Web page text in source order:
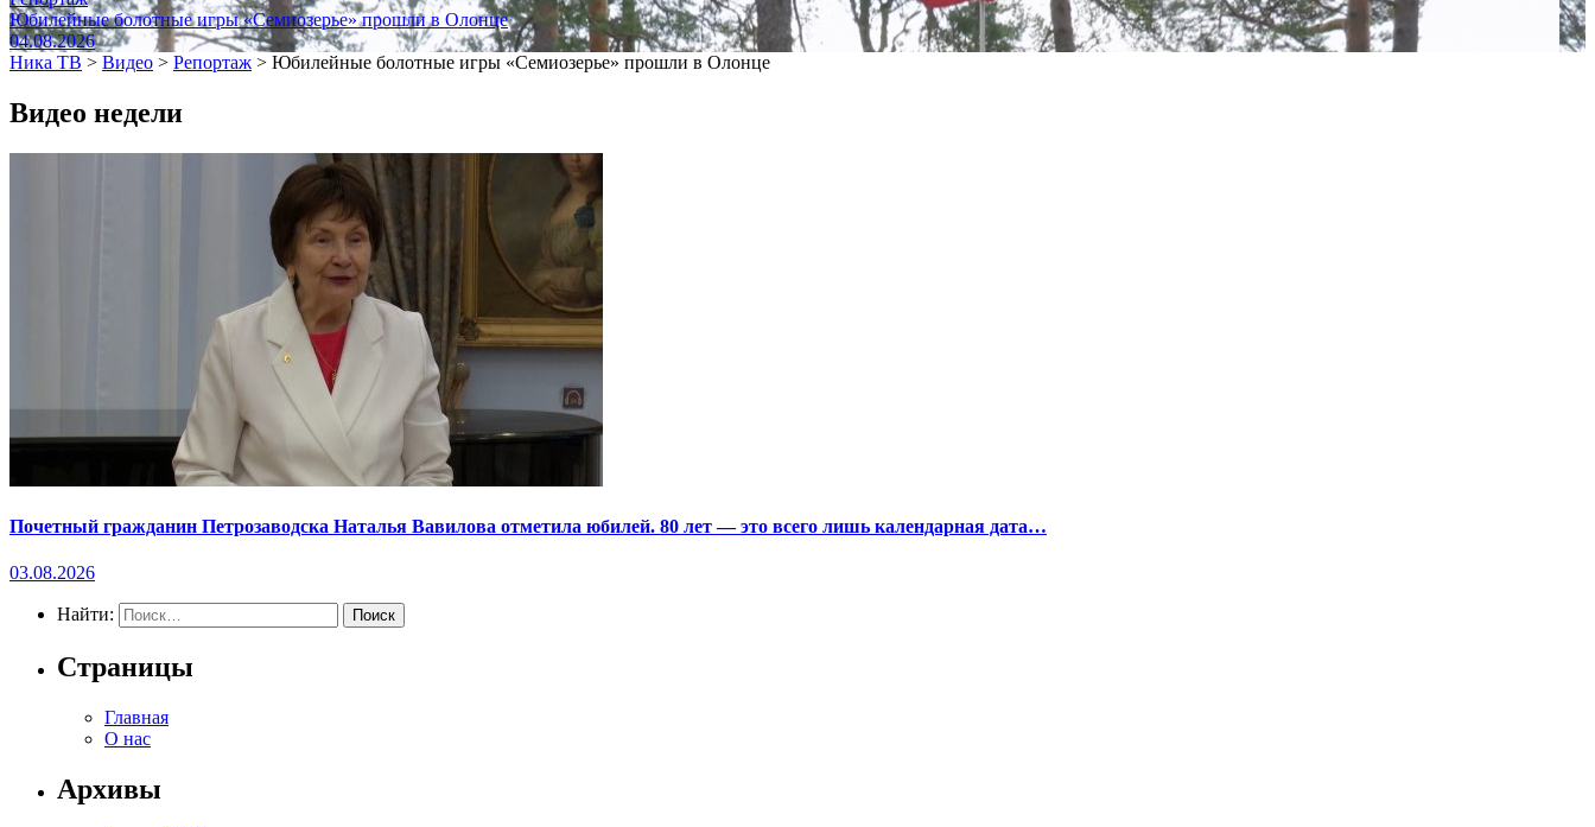
Юбилейные болотные игры «Семиозерье» прошли в Олонце
04.08.2026
Ника ТВ > Видео > Репортаж > Юбилейные болотные игры «Семиозерье» прошли в Олонце
Видео недели
Почетный гражданин Петрозаводска Наталья Вавилова отметила юбилей. 80 лет — это всего лишь календарная дата…
03.08.2026
Найти:
Страницы
Главная
О нас
Архивы